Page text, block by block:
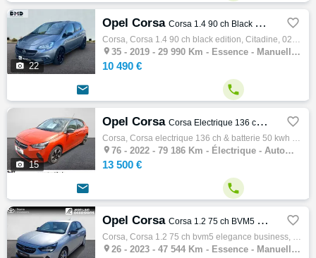
 22
Opel Corsa Corsa 1.4 90 ch Black Edition 
Corsa, Corsa 1.4 90 ch black edition, Citadine, 02/2019, 90ch, 5cv, 29990 km, 5 portes, 5 places, Essence, Boite de vitesse manuelle, Esp, …
 35 - 2019 - 29 990 Km - Essence - Manuelle - Citadine
10 490 €
 
 15
Opel Corsa Corsa Electrique 136 ch & Batterie 50 kWh Edition 
Corsa, Corsa electrique 136 ch & batterie 50 kwh edition, Citadine, 07/2022, 136ch, 4cv, 79186 km, 5 portes, 5 places, Clim. auto, électriq…
 76 - 2022 - 79 186 Km - Électrique - Automatique - Citadine
13 500 €
 
Opel Corsa Corsa 1.2 75 ch BVM5 Elegance Business 
Corsa, Corsa 1.2 75 ch bvm5 elegance business, Citadine, 02/2023, 75ch, 4cv, 47544 km, 5 portes, 5 places, Clim. manuelle, Essence, Boite d…
 26 - 2023 - 47 544 Km - Essence - Manuelle - Citadine